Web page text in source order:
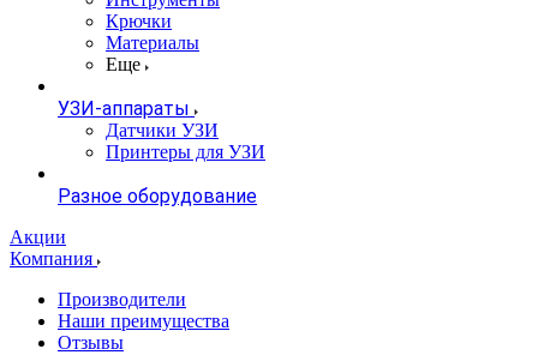
Крючки
Материалы
Еще
УЗИ-аппараты
Датчики УЗИ
Принтеры для УЗИ
Разное оборудование
Акции
Компания
Производители
Наши преимущества
Отзывы